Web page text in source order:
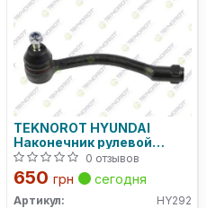
TEKNOROT HYUNDAI
Наконечник рулевой
левый Solaris,Kia Rio III
0 отзывов
650 грн сегодня
Артикул:
HY292